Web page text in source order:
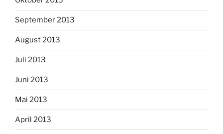
September 2013
August 2013
Juli 2013
Juni 2013
Mai 2013
April 2013